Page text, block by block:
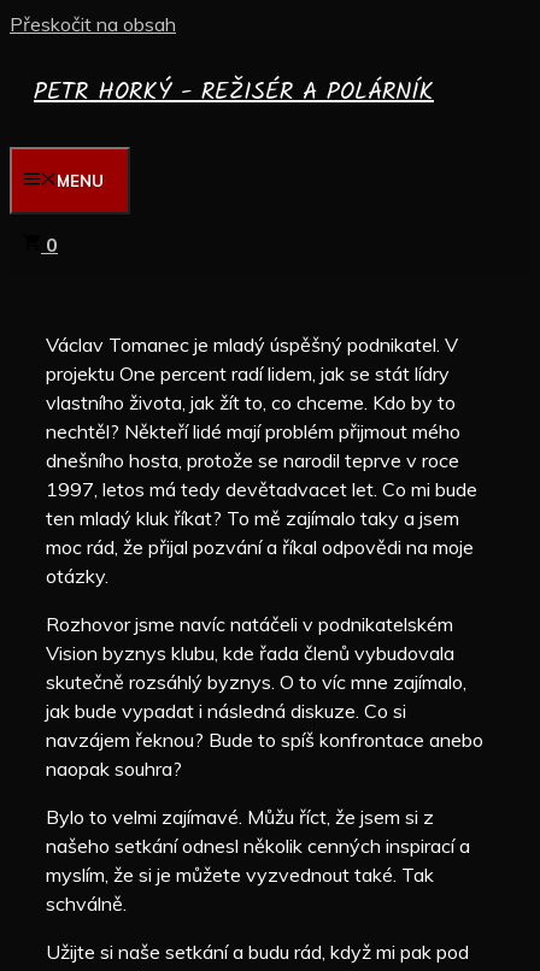
Přeskočit na obsah
PETR HORKÝ - REŽISÉR A POLÁRNÍK
MENU
0
Václav Tomanec je mladý úspěšný podnikatel. V
projektu One percent radí lidem, jak se stát lídry
vlastního života, jak žít to, co chceme. Kdo by to
nechtěl? Někteří lidé mají problém přijmout mého
dnešního hosta, protože se narodil teprve v roce
1997, letos má tedy devětadvacet let. Co mi bude
ten mladý kluk říkat? To mě zajímalo taky a jsem
moc rád, že přijal pozvání a říkal odpovědi na moje
otázky.
Rozhovor jsme navíc natáčeli v podnikatelském
Vision byznys klubu, kde řada členů vybudovala
skutečně rozsáhlý byznys. O to víc mne zajímalo,
jak bude vypadat i následná diskuze. Co si
navzájem řeknou? Bude to spíš konfrontace anebo
naopak souhra?
Bylo to velmi zajímavé. Můžu říct, že jsem si z
našeho setkání odnesl několik cenných inspirací a
myslím, že si je můžete vyzvednout také. Tak
schválně.
Užijte si naše setkání a budu rád, když mi pak pod